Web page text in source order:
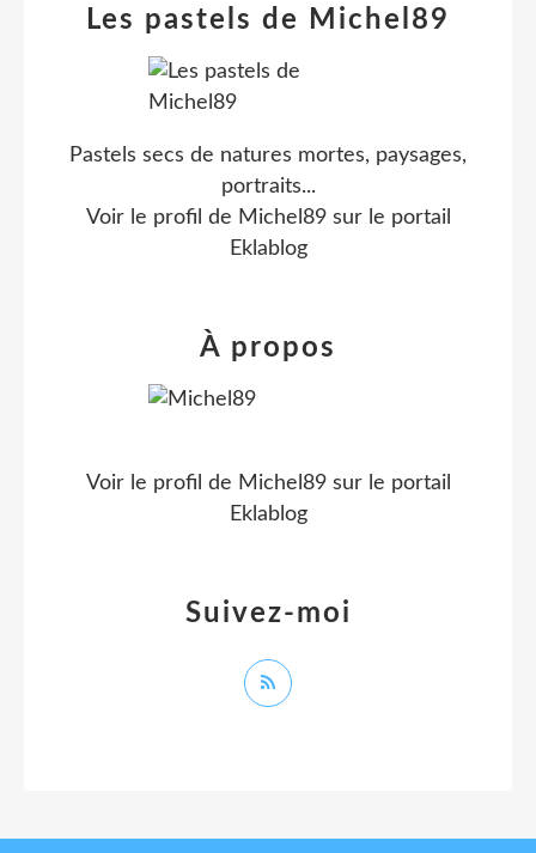
Les pastels de Michel89
Pastels secs de natures mortes, paysages,
portraits...
Voir le profil de Michel89sur le portail
Eklablog
Suivez-moi
À propos
Voir le profil de Michel89sur le portail
Eklablog